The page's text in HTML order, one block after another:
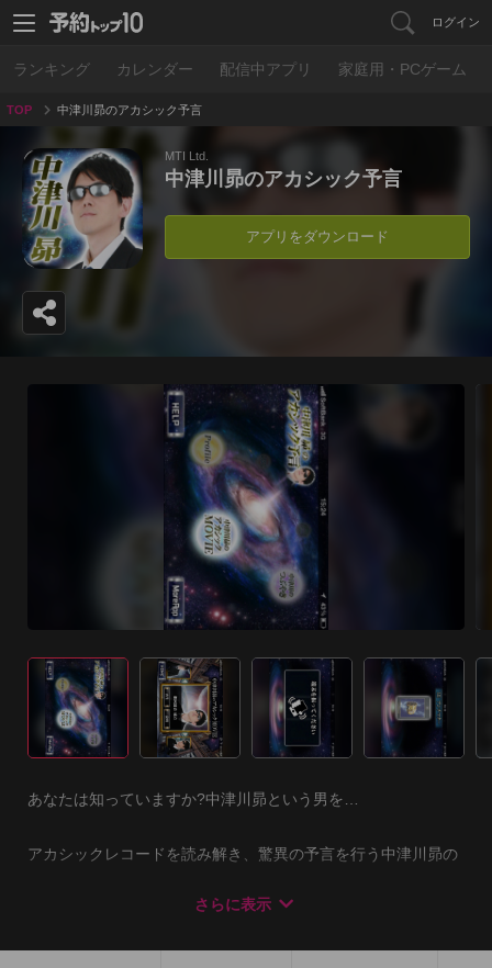
ログイン
ランキング カレンダー 配信中アプリ 家庭用・PCゲーム
TOP 中津川昴のアカシック予言
MTI Ltd.
中津川昴のアカシック予言
アプリをダウンロード
あなたは知っていますか?中津川昴という男を…
アカシックレコードを読み解き、驚異の予言を行う中津川昴の
さらに表示